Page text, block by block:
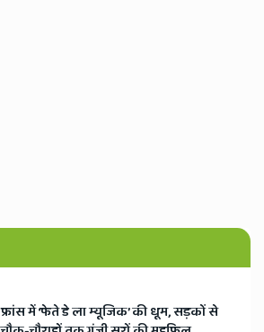
​फ्रांस में ‘फेते डे ला म्यूजिक’ की धूम, सड़कों से